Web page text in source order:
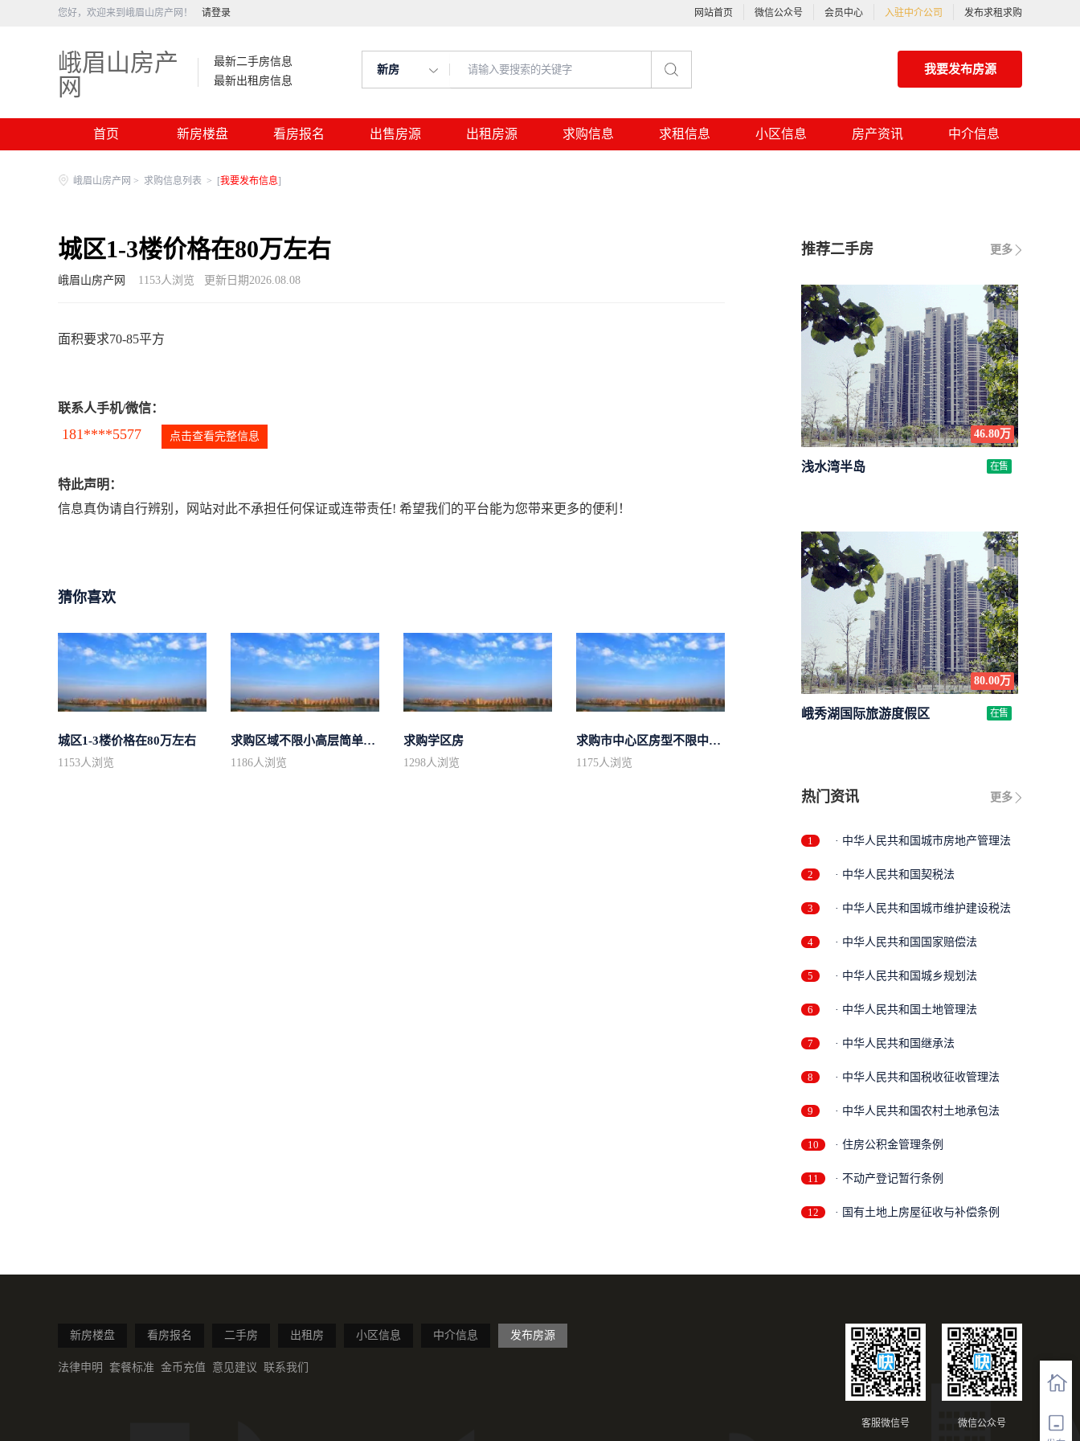
您好，欢迎来到峨眉山房产网！ 请登录 网站首页 微信公众号 会员中心 入驻中介公司 发布求租求购
峨眉山房产
网
最新二手房信息
最新出租房信息
新房 我要发布房源
首页 新房楼盘 看房报名 出售房源 出租房源 求购信息 求租信息 小区信息 房产资讯 中介信息
峨眉山房产网 > 求购信息列表 > [我要发布信息]
城区1-3楼价格在80万左右
峨眉山房产网 1153人浏览 更新日期2026.08.08
面积要求70-85平方
联系人手机/微信：
181****5577 点击查看完整信息
特此声明：
信息真伪请自行辨别，网站对此不承担任何保证或连带责任! 希望我们的平台能为您带来更多的便利！
猜你喜欢
城区1-3楼价格在80万左右
1153人浏览
求购区域不限小高层简单装修
1186人浏览
求购学区房
1298人浏览
求购市中心区房型不限中档装修
1175人浏览
更多
推荐二手房
46.80万
浅水湾半岛 在售
80.00万
峨秀湖国际旅游度假区 在售
更多
热门资讯
1 · 中华人民共和国城市房地产管理法
2 · 中华人民共和国契税法
3 · 中华人民共和国城市维护建设税法
4 · 中华人民共和国国家赔偿法
5 · 中华人民共和国城乡规划法
6 · 中华人民共和国土地管理法
7 · 中华人民共和国继承法
8 · 中华人民共和国税收征收管理法
9 · 中华人民共和国农村土地承包法
10 · 住房公积金管理条例
11 · 不动产登记暂行条例
12 · 国有土地上房屋征收与补偿条例
新房楼盘 看房报名 二手房 出租房 小区信息 中介信息 发布房源
法律申明 套餐标准 金币充值 意见建议 联系我们
微信公众号
客服微信号